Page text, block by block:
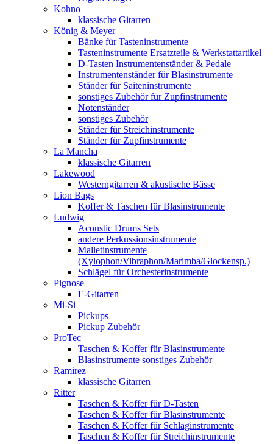
Kohno
klassische Gitarren
König & Meyer
Bänke für Tasteninstrumente
Tasteninstrumente Ersatzteile & Werkstattartikel
D-Tasten Instrumentenständer & Pedale
Instrumentenständer für Blasinstrumente
Ständer für Saiteninstrumente
sonstiges Zubehör für Zupfinstrumente
Notenständer
sonstiges Zubehör
Ständer für Streichinstrumente
Ständer für Zupfinstrumente
La Mancha
klassische Gitarren
Lakewood
Westerngitarren & akustische Bässe
Lion Bags
Koffer & Taschen für Blasinstrumente
Ludwig
Acoustic Drums Sets
andere Perkussionsinstrumente
Malletinstrumente
(Xylophon/Vibraphon/Marimba/Glockensp.)
Schlägel für Orchesterinstrumente
Pignose
E-Gitarren
Mi-Si
Pickups
Pickup Zubehör
ProTec
Taschen & Koffer für Blasinstrumente
Blasinstrumente sonstiges Zubehör
Ramirez
klassische Gitarren
Ritter
Taschen & Koffer für D-Tasten
Taschen & Koffer für Blasinstrumente
Taschen & Koffer für Schlaginstrumente
Taschen & Koffer für Streichinstrumente